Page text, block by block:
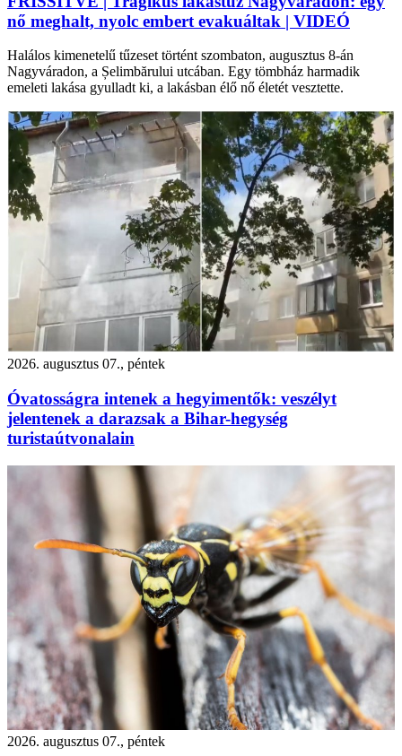
nő meghalt, nyolc embert evakuáltak | VIDEÓ
Halálos kimenetelű tűzeset történt szombaton, augusztus 8-án
Nagyváradon, a Șelimbărului utcában. Egy tömbház harmadik
emeleti lakása gyulladt ki, a lakásban élő nő életét vesztette.
2026. augusztus 07., péntek
Óvatosságra intenek a hegyimentők: veszélyt
jelentenek a darazsak a Bihar-hegység
turistaútvonalain
2026. augusztus 07., péntek